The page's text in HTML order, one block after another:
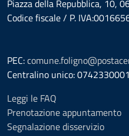
Piazza della Repubblica, 10,
Codice fiscale / P.
PEC:
Centralino unico: 0742330001
Leggi le FAQ
Prenotazione appuntamento
Segnalazione disservizio